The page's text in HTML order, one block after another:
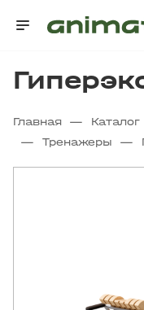
Главная — Каталог
— Тренажеры —